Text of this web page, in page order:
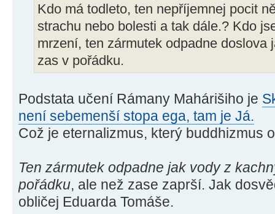
Kdo má todleto, ten nepříjemnej pocit
strachu nebo bolesti a tak dále.? Kdo
mrzení, ten zármutek odpadne doslova
zas v pořádku.
Podstata učení Rámany Mahárišiho je
není sebemenší stopa ega, tam je Já.
Což je eternalizmus, který buddhizmus
Ten zármutek odpadne jak vody z
pořádku, ale než zase zaprší. Jak
obličej Eduarda Tomáše.